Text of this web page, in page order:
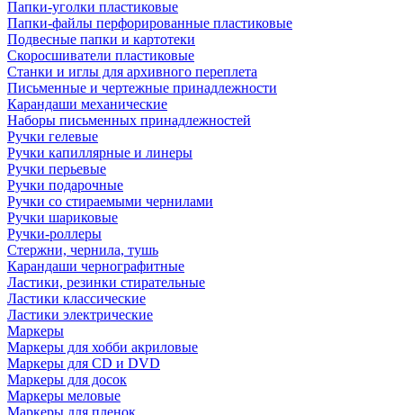
Папки-уголки пластиковые
Папки-файлы перфорированные пластиковые
Подвесные папки и картотеки
Скоросшиватели пластиковые
Станки и иглы для архивного переплета
Письменные и чертежные принадлежности
Карандаши механические
Наборы письменных принадлежностей
Ручки гелевые
Ручки капиллярные и линеры
Ручки перьевые
Ручки подарочные
Ручки со стираемыми чернилами
Ручки шариковые
Ручки-роллеры
Стержни, чернила, тушь
Карандаши чернографитные
Ластики, резинки стирательные
Ластики классические
Ластики электрические
Маркеры
Маркеры для хобби акриловые
Маркеры для CD и DVD
Маркеры для досок
Маркеры меловые
Маркеры для пленок